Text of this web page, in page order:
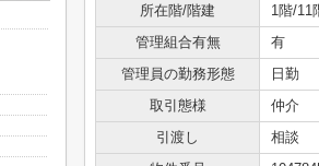
所在階/階建
1階/11
管理組合有無
有
管理員の勤務形態
日勤
取引態様
仲介
引渡し
相談